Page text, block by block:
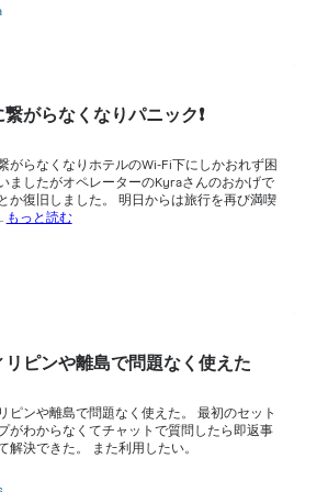
繋がらなくなりパニック❗️
がらなくなりホテルのWi-Fi下にしかおれず困
ましたがオペレーターのKyraさんのおかげで
か復旧しました。 明日からは旅行を再び満喫
もっと読む
リピンや離島で問題なく使えた
ピンや離島で問題なく使えた。 最初のセット
がわからなくてチャットで質問したら即返事
解決できた。 また利用したい。